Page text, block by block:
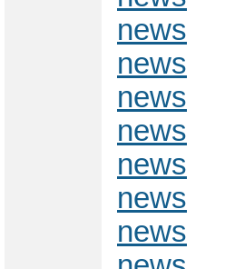
news
news
news
news
news
news
news